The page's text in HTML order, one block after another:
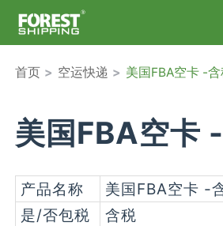
首页 > 空运快递 > 美国FBA空卡 -
美国FBA空卡
产品名称
美国FBA空卡 -
是/否包税
含税